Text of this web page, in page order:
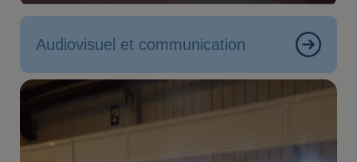
Audiovisuel et communication